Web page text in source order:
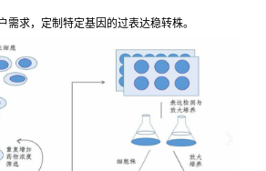
需求，定制特定基因的过表达稳转株。